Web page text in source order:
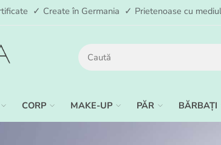
✓ Create în Germania ✓ Prietenoase cu
CORP MAKE-UP PĂR BĂRBAȚI